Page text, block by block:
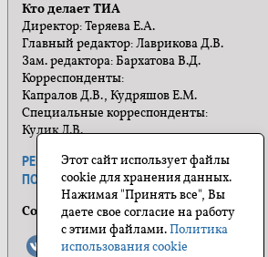
Кто делает ТИА
Директор: Теряева Е.А.
Главный редактор: Лаврикова Д.В.
Зам. редактора: Бархатова В.Д.
Корреспонденты:
Капралов Д.В., Кудряшов Е.М.
Специальные корреспонденты:
Кулик Л.В.
РЕКЛАМА ПРАВИЛА САЙТА
ПОЛИТИКА КОНФИДЕНЦИАЛЬНОСТИ
Социальные сети
Этот сайт использует файлы
cookie для хранения данных.
Нажимая "Принять все", Вы
даете свое согласие на работу
с этими файлами.Политика
использования cookie